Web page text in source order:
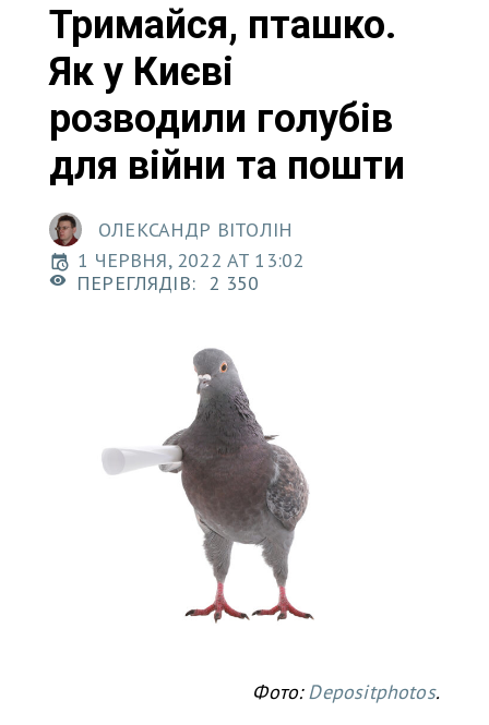
Тримайся, пташко.
Як у Києві
розводили голубів
для війни та пошти
ОЛЕКСАНДР ВІТОЛІН
1 ЧЕРВНЯ, 2022 AT 13:02
ПЕРЕГЛЯДІВ: 2 350
Фото:Depositphotos.